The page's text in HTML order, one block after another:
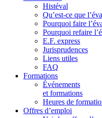
Histéval
Qu’est-ce que
Pourquoi faire
Pourquoi refaire
E.F. express
Jurisprudences
Liens utiles
FAQ
Formations
Événements
et formations
Heures de
Offres d’emploi